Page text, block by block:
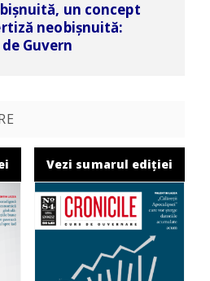
un concept
neobișnuită:
deGuvern
Vezi sumarul ediției